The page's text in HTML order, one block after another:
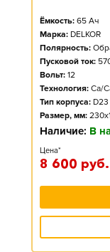
Ёмкость: 65 Ач
Марка: DELKOR
Полярность:
Пусковой ток:
Вольт: 12
Технология: Ca/
Тип корпуса:
Размер, мм:
Наличие: В
Цена*
8 600 руб.